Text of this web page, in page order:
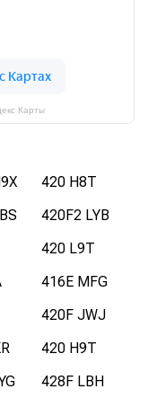
Карты
420 H8T
420F2 LYB
420 L9T
416E MFG
420F JWJ
420 H9T
428F LBH